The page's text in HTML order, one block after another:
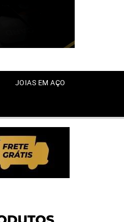
JOIAS EM AÇO